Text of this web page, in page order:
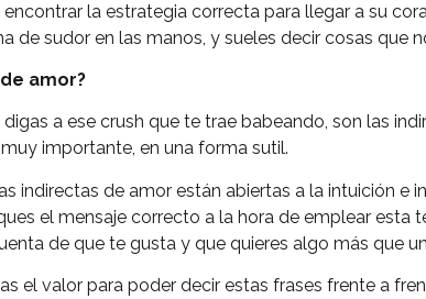
la estrategia correcta para llegar a su
de sudor en las manos, y sueles decir cosas que
amor?
a ese crush que te trae babeando, son las
importante, en una forma sutil.
indirectas de amor están abiertas a la intuición e
el mensaje correcto a la hora de emplear esta
de que te gusta y que quieres algo más que
el valor para poder decir estas frases frente a